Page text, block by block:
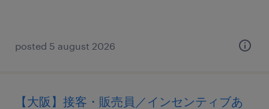
posted 5 august 2026
【大阪】接客・販売員／インセンティブあ